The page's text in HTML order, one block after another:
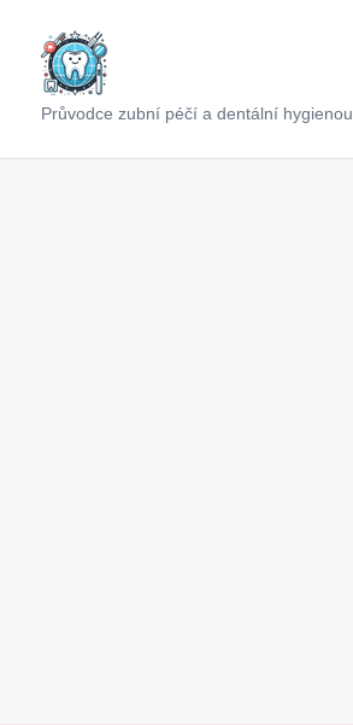
contentPrůvodce zubní péčí a dentální hygienou